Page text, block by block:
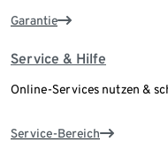
Garantie
Service & Hilfe
Online-Services nutzen &
Service-Bereich